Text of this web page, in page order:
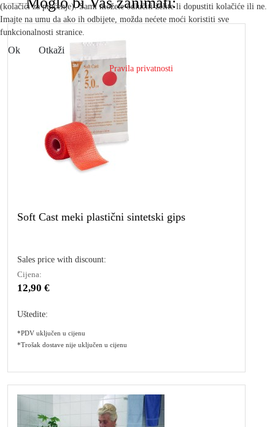
Soft Cast meki plastični sintetski gips
Sales price with discount:
Cijena:
12,90 €
Uštedite:
*PDV uključen u cijenu
*Trošak dostave nije uključen u cijenu
(kolačići za praćenje). Sami možete odlučiti želite li dopustiti kolačiće ili ne.
Imajte na umu da ako ih odbijete, možda nećete moći koristiti sve
funkcionalnosti stranice.
Ok Otkaži
Pravila privatnosti